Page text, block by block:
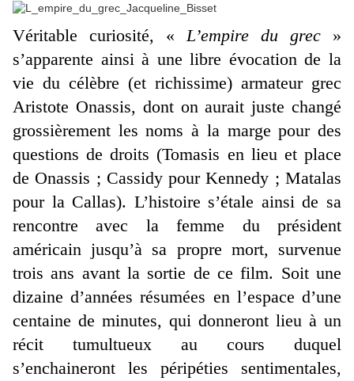
Véritable curiosité, «L’empire du grec »
s’apparente ainsi à une libre évocation de la
vie du célèbre (et richissime) armateur grec
Aristote Onassis, dont on aurait juste changé
grossièrement les noms à la marge pour des
questions de droits (Tomasis en lieu et place
de Onassis ; Cassidy pour Kennedy ; Matalas
pour la Callas). L’histoire s’étale ainsi de sa
rencontre avec la femme du président
américain jusqu’à sa propre mort, survenue
trois ans avant la sortie de ce film. Soit une
dizaine d’années résumées en l’espace d’une
centaine de minutes, qui donneront lieu à un
récit tumultueux au cours duquel
s’enchaineront les péripéties sentimentales,